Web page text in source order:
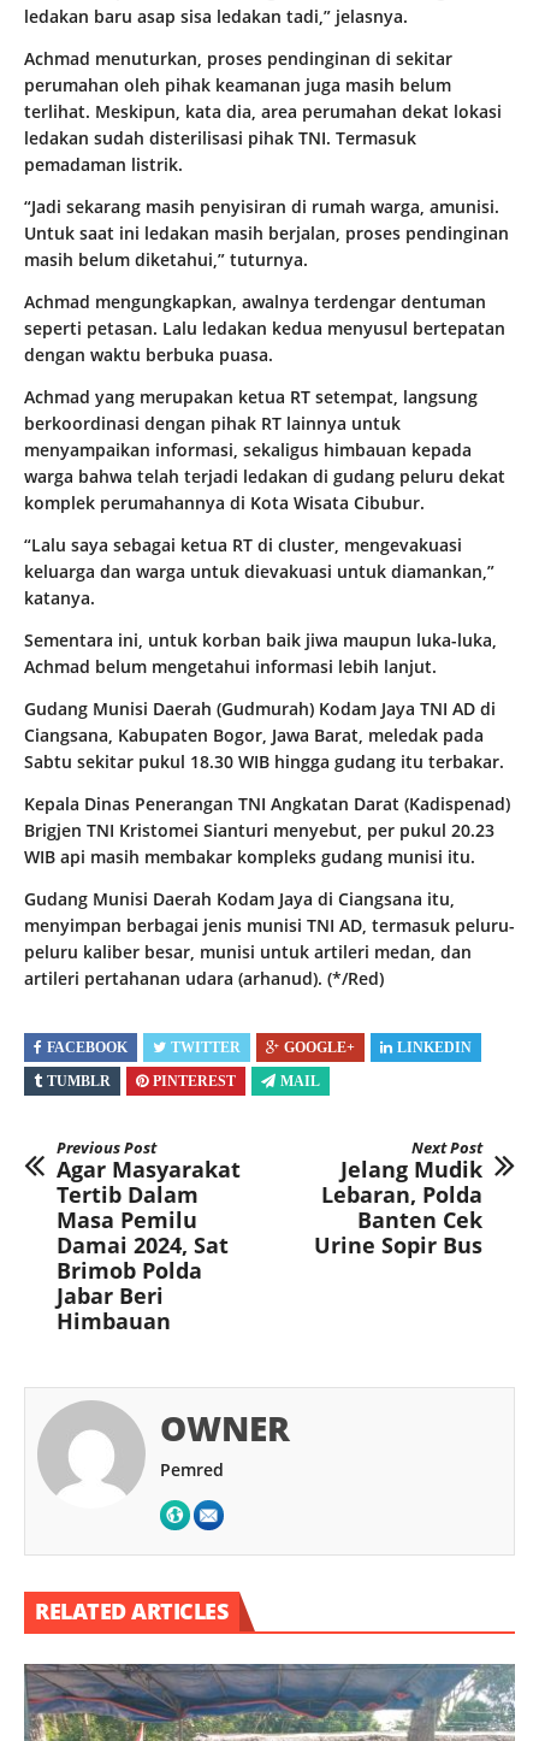
ledakan baru asap sisa ledakan tadi,” jelasnya.
Achmad menuturkan, proses pendinginan di sekitar
perumahan oleh pihak keamanan juga masih belum
terlihat. Meskipun, kata dia, area perumahan dekat lokasi
ledakan sudah disterilisasi pihak TNI. Termasuk
pemadaman listrik.
“Jadi sekarang masih penyisiran di rumah warga, amunisi.
Untuk saat ini ledakan masih berjalan, proses pendinginan
masih belum diketahui,” tuturnya.
Achmad mengungkapkan, awalnya terdengar dentuman
seperti petasan. Lalu ledakan kedua menyusul bertepatan
dengan waktu berbuka puasa.
Achmad yang merupakan ketua RT setempat, langsung
berkoordinasi dengan pihak RT lainnya untuk
menyampaikan informasi, sekaligus himbauan kepada
warga bahwa telah terjadi ledakan di gudang peluru dekat
komplek perumahannya di Kota Wisata Cibubur.
“Lalu saya sebagai ketua RT di cluster, mengevakuasi
keluarga dan warga untuk dievakuasi untuk diamankan,”
katanya.
Sementara ini, untuk korban baik jiwa maupun luka-luka,
Achmad belum mengetahui informasi lebih lanjut.
Gudang Munisi Daerah (Gudmurah) Kodam Jaya TNI AD di
Ciangsana, Kabupaten Bogor, Jawa Barat, meledak pada
Sabtu sekitar pukul 18.30 WIB hingga gudang itu terbakar.
Kepala Dinas Penerangan TNI Angkatan Darat (Kadispenad)
Brigjen TNI Kristomei Sianturi menyebut, per pukul 20.23
WIB api masih membakar kompleks gudang munisi itu.
Gudang Munisi Daerah Kodam Jaya di Ciangsana itu,
menyimpan berbagai jenis munisi TNI AD, termasuk peluru-
peluru kaliber besar, munisi untuk artileri medan, dan
artileri pertahanan udara (arhanud). (*/Red)
FACEBOOK TWITTER GOOGLE+
LINKEDIN
TUMBLR
PINTEREST MAIL
Previous Post
Agar Masyarakat
Tertib Dalam
Masa Pemilu
Damai 2024, Sat
Brimob Polda
Jabar Beri
Himbauan
Next Post
Jelang Mudik
Lebaran, Polda
Banten Cek
Urine Sopir Bus
OWNER
Pemred
RELATED ARTICLES